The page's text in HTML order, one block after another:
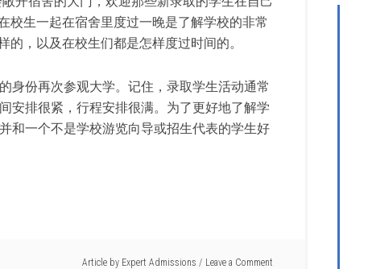
校生一起在宿舍里度过一晚是了解学校的非常
，以及在校生们都是怎样度过时间的。
身份再次参观大学。记住，录取学生活动通常
安排很紧，行程安排很满。为了更好地了解学
和一个不是学校游览向导或招生代表的学生好
Article by Expert Admissions Leave a Comment